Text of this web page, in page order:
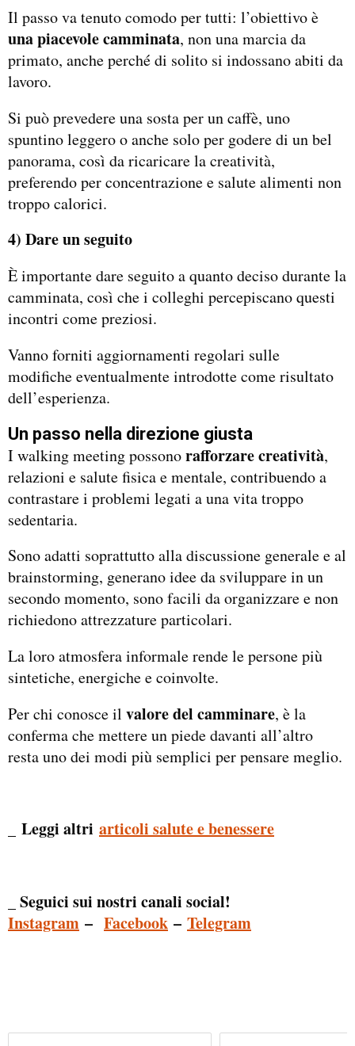
Il passo va tenuto comodo per tutti: l’obiettivo è
una piacevole camminata, non una marcia da
primato, anche perché di solito si indossano abiti da
lavoro.
Si può prevedere una sosta per un caffè, uno
spuntino leggero o anche solo per godere di un bel
panorama, così da ricaricare la creatività,
preferendo per concentrazione e salute alimenti non
troppo calorici.
4) Dare un seguito
È importante dare seguito a quanto deciso durante la
camminata, così che i colleghi percepiscano questi
incontri come preziosi.
Vanno forniti aggiornamenti regolari sulle
modifiche eventualmente introdotte come risultato
dell’esperienza.
Un passo nella direzione giusta
I walking meeting possonorafforzare creatività,
relazioni e salute fisica e mentale, contribuendo a
contrastare i problemi legati a una vita troppo
sedentaria.
Sono adatti soprattutto alla discussione generale e al
brainstorming, generano idee da sviluppare in un
secondo momento, sono facili da organizzare e non
richiedono attrezzature particolari.
La loro atmosfera informale rende le persone più
sintetiche, energiche e coinvolte.
Per chi conosce il valore del camminare, è la
conferma che mettere un piede davanti all’altro
resta uno dei modi più semplici per pensare meglio.
_ Leggi altri articoli salute e benessere
_ Seguici sui nostri canali social!
Instagram – Facebook – Telegram